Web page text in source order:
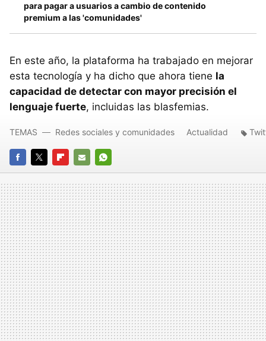
para pagar a usuarios a cambio de contenido
premium a las 'comunidades'
En este año, la plataforma ha trabajado en mejorar
esta tecnología y ha dicho que ahora tiene la
capacidad de detectar con mayor precisión el
lenguaje fuerte, incluidas las blasfemias.
FACEBOOK
TWITTERFLIPBOARD
E-
MAIL
WHATSAPP
TEMAS Redes sociales y comunidades Actualidad